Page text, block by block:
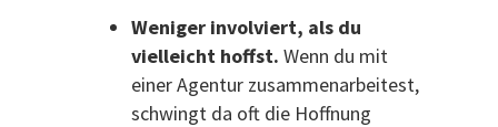
Weniger involviert, als du
vielleicht hoffst. Wenn du mit
einer Agentur zusammenarbeitest,
schwingt da oft die Hoffnung